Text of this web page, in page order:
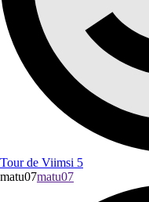
Tour de Viimsi 5
matu07matu07